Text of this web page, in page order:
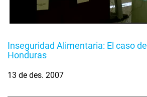
Inseguridad Alimentaria: El caso de
Honduras
13 de des. 2007